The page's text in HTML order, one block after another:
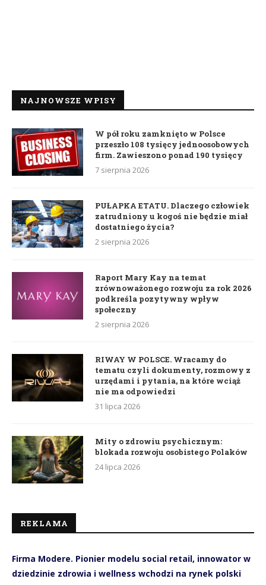
NAJNOWSZE WPISY
W pół roku zamknięto w Polsce
przeszło 108 tysięcy jednoosobowych
firm. Zawieszono ponad 190 tysięcy
7 sierpnia 2026
PUŁAPKA ETATU. Dlaczego człowiek
zatrudniony u kogoś nie będzie miał
dostatniego życia?
2 sierpnia 2026
Raport Mary Kay na temat
zrównoważonego rozwoju za rok 2026
podkreśla pozytywny wpływ
społeczny
2 sierpnia 2026
RIWAY W POLSCE. Wracamy do
tematu czyli dokumenty, rozmowy z
urzędami i pytania, na które wciąż
nie ma odpowiedzi
31 lipca 2026
Mity o zdrowiu psychicznym:
blokada rozwoju osobistego Polaków
24 lipca 2026
REKLAMA
Firma Modere. Pionier modelu social retail, innowator w
dziedzinie zdrowia i wellness wchodzi na rynek polski